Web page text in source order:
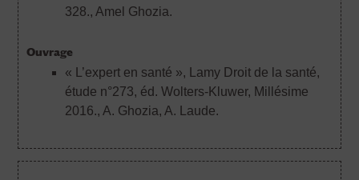
328., Amel Ghozia.
Ouvrage
« L’expert en santé », Lamy Droit de la santé,
étude n°273, éd. Wolters-Kluwer, Millésime
2016., A. Ghozia, A. Laude.